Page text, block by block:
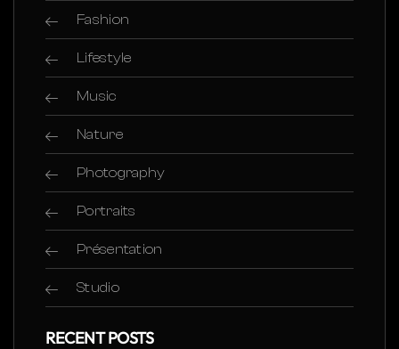
Fashion
Lifestyle
Music
Nature
Photography
Portraits
Présentation
Studio
RECENT POSTS